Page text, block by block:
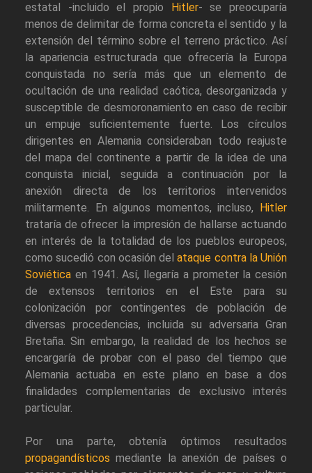
estatal -incluido el propio
Hitler- se preocuparía
menos de delimitar de forma concreta el sentido y la
extensión del término sobre el terreno práctico. Así
la apariencia estructurada que ofrecería la Europa
conquistada no sería más que un elemento de
ocultación de una realidad caótica, desorganizada y
susceptible de desmoronamiento en caso de recibir
un empuje suficientemente fuerte. Los círculos
dirigentes en Alemania consideraban todo reajuste
del mapa del continente a partir de la idea de una
conquista inicial, seguida a continuación por la
anexión directa de los territorios intervenidos
militarmente. En algunos momentos, incluso,
Hitler
trataría de ofrecer la impresión de hallarse actuando
en interés de la totalidad de los pueblos europeos,
como sucedió con ocasión delataque contra la Unión
Soviética en 1941. Así, llegaría a prometer la cesión
de extensos territorios en el Este para su
colonización por contingentes de población de
diversas procedencias, incluida su adversaria Gran
Bretaña. Sin embargo, la realidad de los hechos se
encargaría de probar con el paso del tiempo que
Alemania actuaba en este plano en base a dos
finalidades complementarias de exclusivo interés
particular.
Por una parte, obtenía óptimos resultados
propagandísticos mediante la anexión de países o